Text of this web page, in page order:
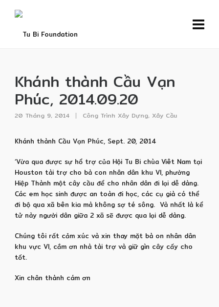
Khánh thành Cầu Vạn
Phúc, 2014.09.20
20 Tháng 9, 2014 Công Trình Xây Dựng, Xây Cầu
Khánh thành Cầu Vạn Phúc, Sept. 20, 2014
‘Vừa qua được sự hổ trợ của Hội Tu Bi chùa Viêt Nam tại
Houston tài trợ cho bà con nhân dân khu VI, phường
Hiệp Thành một cây cầu để cho nhân dân đi lại dễ dàng.
Các em học sinh được an toàn đi học, các cụ già có thể
đi bộ qua xã bên kia mà không sợ té sông. Và nhất là kể
tử này người dân giữa 2 xã sẽ được qua lại dễ dàng.
Chúng tôi rất cảm xúc và xin thay mặt bà on nhân dân
khu vực VI, cắm ơn nhà tài trợ và giữ gìn cây cấy cho
tốt.
Xin chân thành cám ơn